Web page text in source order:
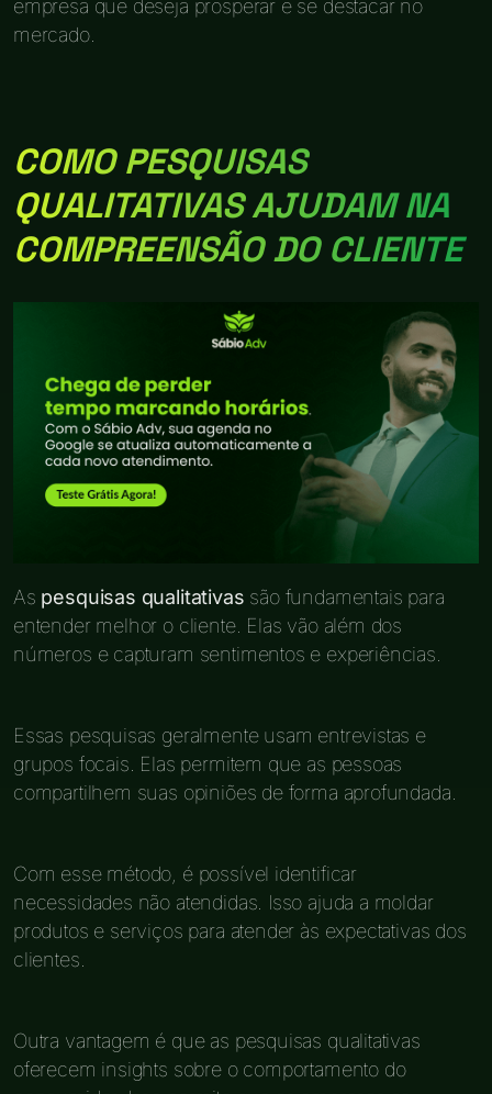
empresa que deseja prosperar e se destacar no
mercado.
COMO PESQUISAS
QUALITATIVAS AJUDAM NA
COMPREENSÃO DO CLIENTE
As pesquisas qualitativas são fundamentais para
entender melhor o cliente. Elas vão além dos
números e capturam sentimentos e experiências.
Essas pesquisas geralmente usam entrevistas e
grupos focais. Elas permitem que as pessoas
compartilhem suas opiniões de forma aprofundada.
Com esse método, é possível identificar
necessidades não atendidas. Isso ajuda a moldar
produtos e serviços para atender às expectativas dos
clientes.
Outra vantagem é que as pesquisas qualitativas
oferecem insights sobre o comportamento do